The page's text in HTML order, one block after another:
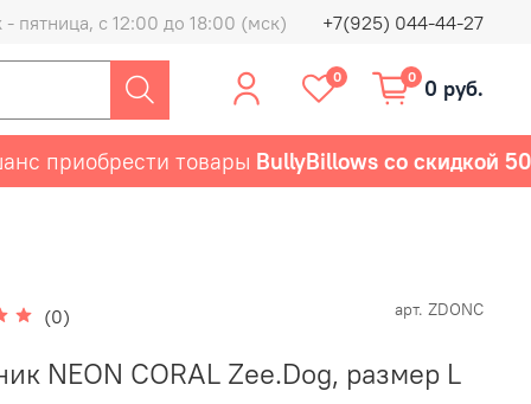
пятница, с 12:00 до 18:00 (мск) +7(925) 044-44-27
0 0 0 руб.
товарыBullyBillows со скидкой 50%
(0) арт. ZDONC
NEON CORAL Zee.Dog, размер L